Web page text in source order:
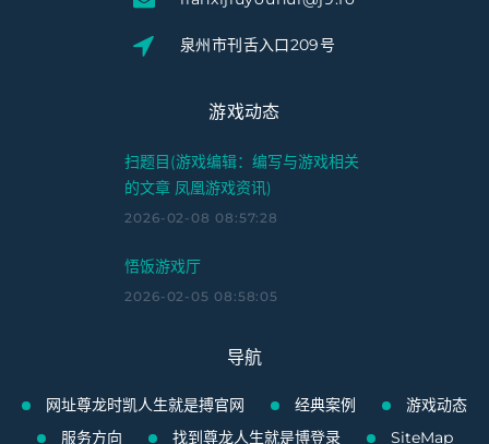
泉州市刊舌入口209号
游戏动态
扫题目(游戏编辑：编写与游戏相关
的文章 凤凰游戏资讯)
2026-02-08 08:57:28
悟饭游戏厅
2026-02-05 08:58:05
导航
网址尊龙时凯人生就是搏官网 经典案例
游戏动态
服务方向
找到尊龙人生就是博登录 SiteMap